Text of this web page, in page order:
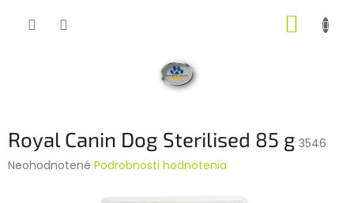
Royal Canin Dog Sterilised 85 g 3546
Priemerné
Neohodnotené Podrobnosti hodnotenia